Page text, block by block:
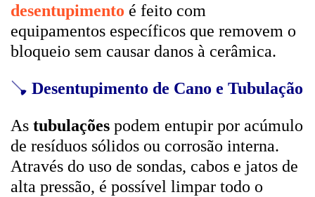
desentupimento é feito com
equipamentos específicos que removem o
bloqueio sem causar danos à cerâmica.
🪠 Desentupimento de Cano e Tubulação
As tubulações podem entupir por acúmulo
de resíduos sólidos ou corrosão interna.
Através do uso de sondas, cabos e jatos de
alta pressão, é possível limpar todo o